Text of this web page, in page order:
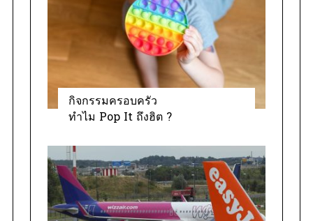
กิจกรรมครอบครัว
ทำไม Pop It ถึงฮิต ?